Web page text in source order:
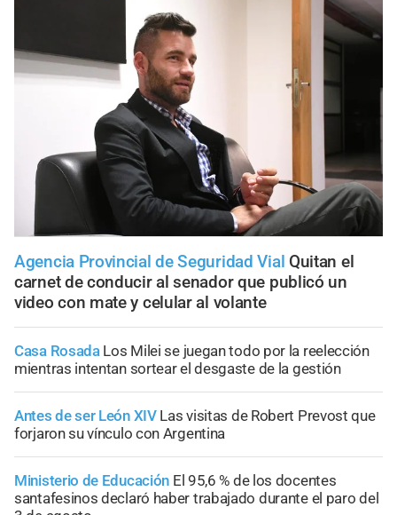
Agencia Provincial de Seguridad Vial Quitan el
carnet de conducir al senador que publicó un
video con mate y celular al volante
Casa Rosada Los Milei se juegan todo por la reelección
mientras intentan sortear el desgaste de la gestión
Antes de ser León XIV Las visitas de Robert Prevost que
forjaron su vínculo con Argentina
Ministerio de Educación El 95,6 % de los docentes
santafesinos declaró haber trabajado durante el paro del